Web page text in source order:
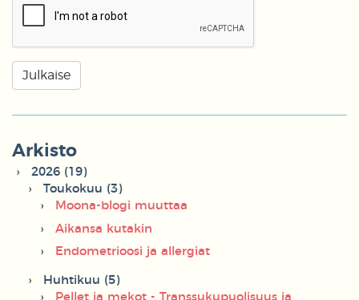
Arkisto
2026 (19)
Toukokuu (3)
Moona-blogi muuttaa
Aikansa kutakin
Endometrioosi ja allergiat
Huhtikuu (5)
Pellet ja mekot - Transsukupuolisuus ja